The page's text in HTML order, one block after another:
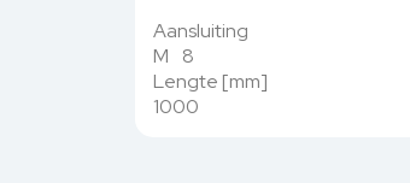
Aansluiting
M 8
Lengte [mm]
1000